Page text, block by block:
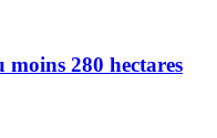
280 hectares